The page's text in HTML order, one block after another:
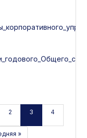
2 3 4
»